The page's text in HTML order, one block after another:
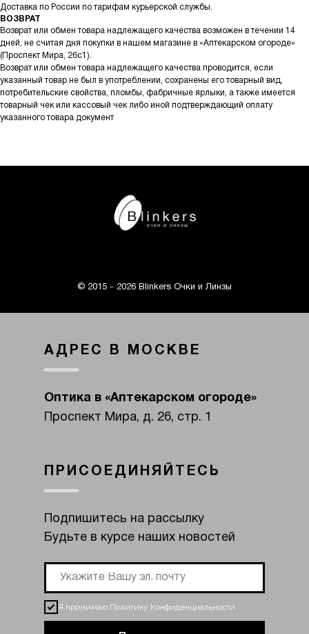
Доставка по России по тарифам курьерской службы.
ВОЗВРАТ
Возврат или обмен товара надлежащего качества возможен в течении 14
дней, не считая дня покупки в нашем магазине в «Аптекарском огороде»
(Проспект Мира, 26с1).
Возврат или обмен товара надлежащего качества проводится, если
указанный товар не был в употреблении, сохранены его товарный вид,
потребительские свойства, пломбы, фабричные ярлыки, а также имеется
товарный чек или кассовый чек либо иной подтверждающий оплату
указанного товара документ
© 2015 - 2026 Blinkers Очки и Линзы
АДРЕС В МОСКВЕ
ПРИСОЕДИНЯЙТЕСЬ
Оптика в «Аптекарском огороде»
Проспект Мира, д. 26, стр. 1
Подпишитесь на рассылку
Будьте в курсе наших новостей
Я принимаю Политику Конфиденциальности